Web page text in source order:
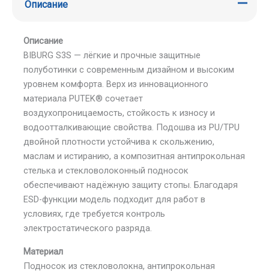
Описание
Описание
BIBURG S3S — лёгкие и прочные защитные
полуботинки с современным дизайном и высоким
уровнем комфорта. Верх из инновационного
материала PUTEK® сочетает
воздухопроницаемость, стойкость к износу и
водоотталкивающие свойства. Подошва из PU/TPU
двойной плотности устойчива к скольжению,
маслам и истиранию, а композитная антипрокольная
стелька и стекловолоконный подносок
обеспечивают надёжную защиту стопы. Благодаря
ESD-функции модель подходит для работ в
условиях, где требуется контроль
электростатического разряда.
Материал
Подносок из стекловолокна, антипрокольная